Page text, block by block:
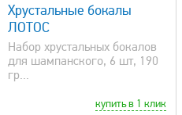
Хрустальные бокалы
ЛОТОС
Набор хрустальных бокалов
для шампанского, 6 шт, 190
гр...
купить в 1 клик